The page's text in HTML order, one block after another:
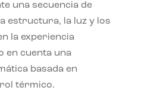
una secuencia de
estructura, la luz y los
la experiencia
en cuenta una
basada en
térmico.